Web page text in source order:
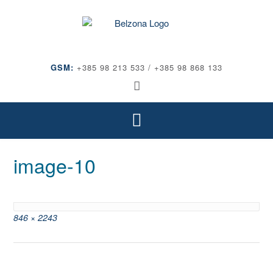
GSM: +385 98 213 533 / +385 98 868 133
image-10
Full
846 × 2243